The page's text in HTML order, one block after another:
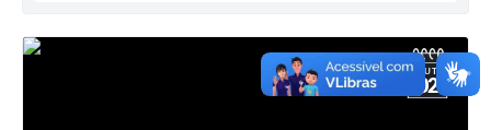
OUT
02